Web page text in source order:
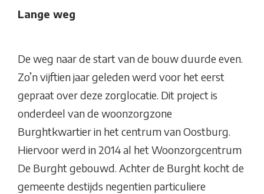
Lange weg
De weg naar de start van de bouw duurde even.
Zo’n vijftien jaar geleden werd voor het eerst
gepraat over deze zorglocatie. Dit project is
onderdeel van de woonzorgzone
Burghtkwartier in het centrum van Oostburg.
Hiervoor werd in 2014 al het Woonzorgcentrum
De Burght gebouwd. Achter de Burght kocht de
gemeente destijds negentien particuliere